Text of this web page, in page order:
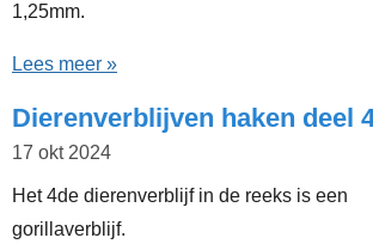
1,25mm.
Lees meer »
Dierenverblijven haken deel
17 okt 2024
Het 4de dierenverblijf in de reeks is een
gorillaverblijf.